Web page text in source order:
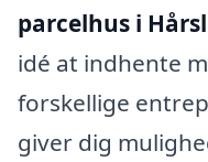
parcelhus i
idé at indhente
forskellige
giver dig